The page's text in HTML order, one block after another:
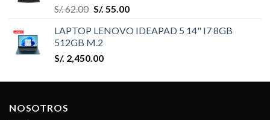
S/.62.00 S/. 55.00
LAPTOP LENOVO IDEAPAD 5 14" I7 8GB
512GB M.2
S/. 2,450.00
NOSOTROS